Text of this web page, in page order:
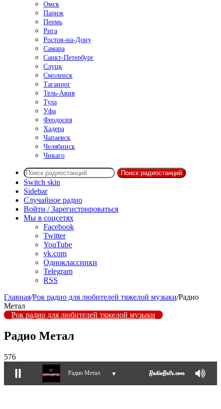
Омск
Париж
Пермь
Рига
Ростов-на-Дону
Самара
Санкт-Петербург
Слуцк
Смоленск
Таганрог
Тель-Авив
Тула
Уфа
Феодосия
Хадера
Чапаевск
Челябинск
Чикаго
Поиск радиостанций
Switch skin
Sidebar
Случайное радио
Войти / Зарегистрироваться
Мы в соцсетях
Facebook
Twitter
YouTube
vk.com
Одноклассники
Telegram
RSS
Главная/Рок радио для любителей тяжелой музыки/Радио
Метал
Рок радио для любителей тяжелой музыки
Радио Метал
576
Радио Метал ▼